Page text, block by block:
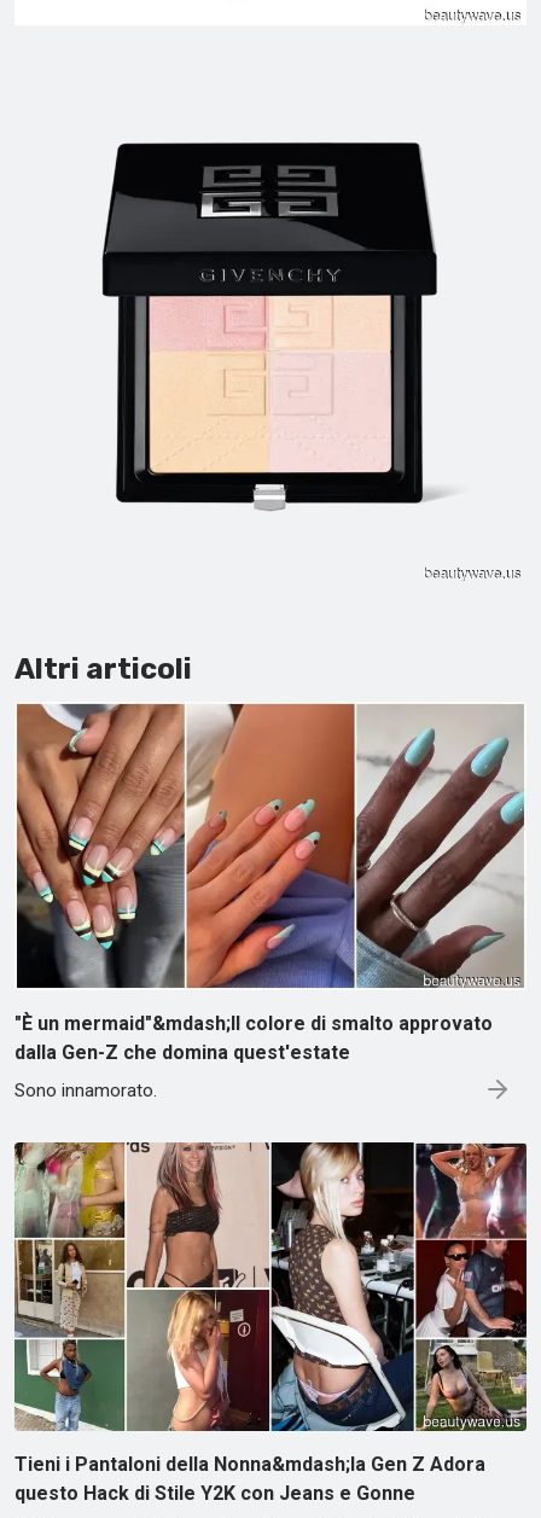
Altri articoli
"È un mermaid"&mdash;Il colore di smalto approvato
dalla Gen-Z che domina quest'estate
Sono innamorato.
Tieni i Pantaloni della Nonna&mdash;la Gen Z Adora
questo Hack di Stile Y2K con Jeans e Gonne